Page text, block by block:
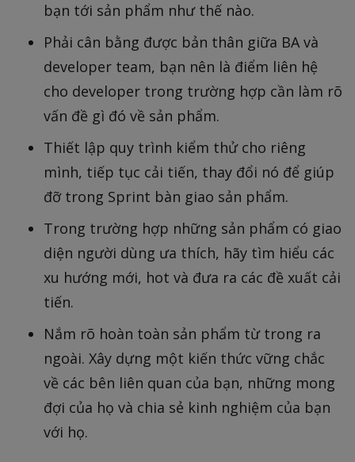
bạn tới sản phẩm như thế nào.
Phải cân bằng được bản thân giữa BA và
developer team, bạn nên là điểm liên hệ
cho developer trong trường hợp cần làm rõ
vấn đề gì đó về sản phẩm.
Thiết lập quy trình kiểm thử cho riêng
mình, tiếp tục cải tiến, thay đổi nó để giúp
đỡ trong Sprint bàn giao sản phẩm.
Trong trường hợp những sản phẩm có giao
diện người dùng ưa thích, hãy tìm hiểu các
xu hướng mới, hot và đưa ra các đề xuất cải
tiến.
Nắm rõ hoàn toàn sản phẩm từ trong ra
ngoài. Xây dựng một kiến thức vững chắc
về các bên liên quan của bạn, những mong
đợi của họ và chia sẻ kinh nghiệm của bạn
với họ.